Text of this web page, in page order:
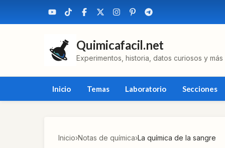
Quimicafacil.net
Experimentos, historia, datos curiosos y más
Inicio Temas Laboratorio Secciones
Inicio›Notas de química›La química de la sangre